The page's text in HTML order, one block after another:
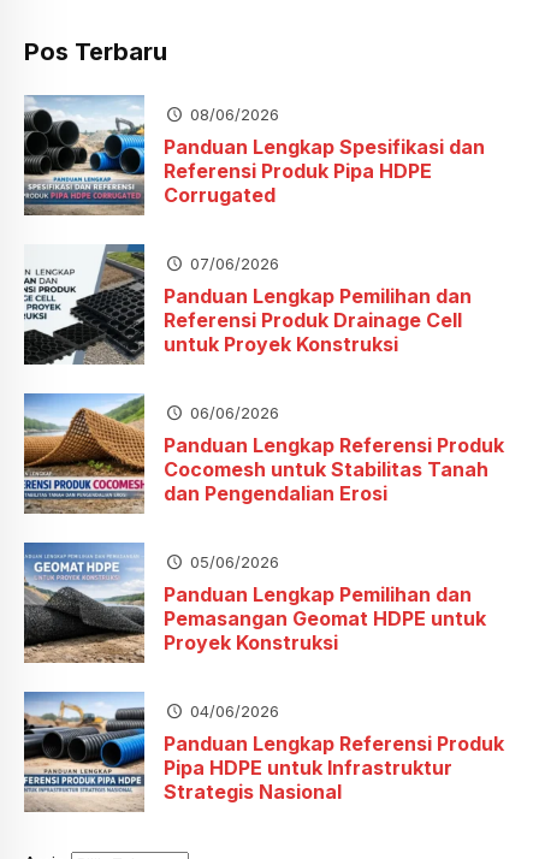
Pos Terbaru
08/06/2026
Panduan Lengkap Spesifikasi dan
Referensi Produk Pipa HDPE
Corrugated
07/06/2026
Panduan Lengkap Pemilihan dan
Referensi Produk Drainage Cell
untuk Proyek Konstruksi
06/06/2026
Panduan Lengkap Referensi Produk
Cocomesh untuk Stabilitas Tanah
dan Pengendalian Erosi
05/06/2026
Panduan Lengkap Pemilihan dan
Pemasangan Geomat HDPE untuk
Proyek Konstruksi
04/06/2026
Panduan Lengkap Referensi Produk
Pipa HDPE untuk Infrastruktur
Strategis Nasional